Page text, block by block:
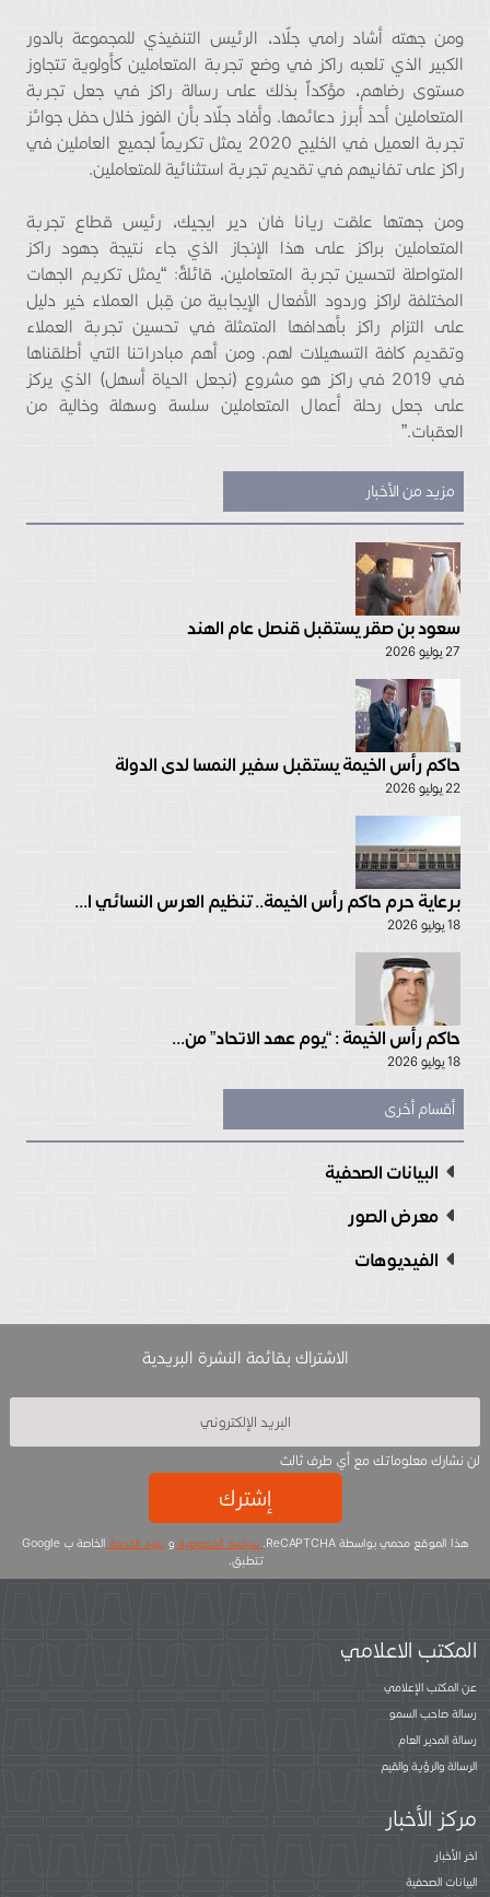
ومن جهته أشاد رامي جلّاد، الرئيس التنفيذي للمجموعة بالدور
الكبير الذي تلعبه راكز في وضع تجربة المتعاملين كأولوية تتجاوز
مستوى رضاهم، مؤكداً بذلك على رسالة راكز في جعل تجربة
المتعاملين أحد أبرز دعائمها. وأفاد جلّاد بأن الفوز خلال حفل جوائز
تجربة العميل في الخليج 2020 يمثل تكريماً لجميع العاملين في
راكز على تفانيهم في تقديم تجربة استثنائية للمتعاملين.
ومن جهتها علقت ريانا فان دير ايجيك، رئيس قطاع تجربة
المتعاملين براكز على هذا الإنجاز الذي جاء نتيجة جهود راكز
المتواصلة لتحسين تجربة المتعاملين، قائلةً: “يمثل تكريم الجهات
المختلفة لراكز وردود الأفعال الإيجابية من قِبل العملاء خير دليل
على التزام راكز بأهدافها المتمثلة في تحسين تجربة العملاء
وتقديم كافة التسهيلات لهم. ومن أهم مبادراتنا التي أطلقناها
في 2019 في راكز هو مشروع (نجعل الحياة أسهل) الذي يركز
على جعل رحلة أعمال المتعاملين سلسة وسهلة وخالية من
العقبات.”
مزيد من الأخبار
سعود بن صقر يستقبل قنصل عام الهند
27 يوليو 2026
حاكم رأس الخيمة يستقبل سفير النمسا لدى الدولة
22 يوليو 2026
برعاية حرم حاكم رأس الخيمة.. تنظيم العرس النسائي ا...
18 يوليو 2026
حاكم رأس الخيمة : “يوم عهد الاتحاد” من...
18 يوليو 2026
أقسام أخرى
البيانات الصحفية
معرض الصور
الفيديوهات
الاشتراك بقائمة النشرة البريدية
لن نشارك معلوماتك مع أي طرف ثالث
إشترك
هذا الموقع محمي بواسطة ReCAPTCHA. سياسة الخصوصية وبنود الخدمة
الخاصة ب Google
تتطبق.
المكتب الاعلامي
عن المكتب الإعلامي
رسالة صاحب السمو
رسالة المدير العام
الرسالة والرؤية والقيم
مركز الأخبار
اخر الأخبار
البيانات الصحفية